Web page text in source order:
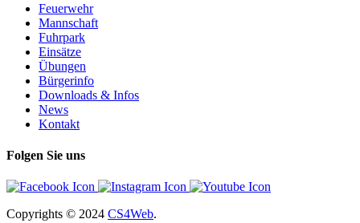
Feuerwehr
Mannschaft
Fuhrpark
Einsätze
Übungen
Bürgerinfo
Downloads & Infos
News
Kontakt
Folgen Sie uns
Copyrights © 2024 CS4Web.